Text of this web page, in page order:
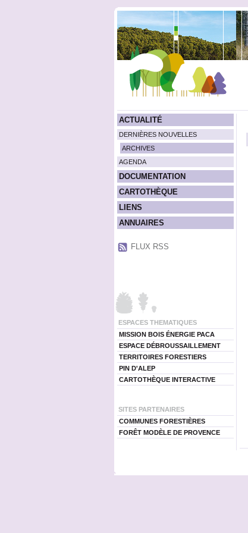
ACTUALITÉ
DERNIÈRES NOUVELLES
ARCHIVES
AGENDA
DOCUMENTATION
CARTOTHÈQUE
LIENS
ANNUAIRES
FLUX RSS
ESPACES THEMATIQUES
MISSION BOIS ÉNERGIE PACA
ESPACE DÉBROUSSAILLEMENT
TERRITOIRES FORESTIERS
PIN D'ALEP
CARTOTHÈQUE INTERACTIVE
SITES PARTENAIRES
COMMUNES FORESTIÈRES
FORÊT MODÈLE DE PROVENCE